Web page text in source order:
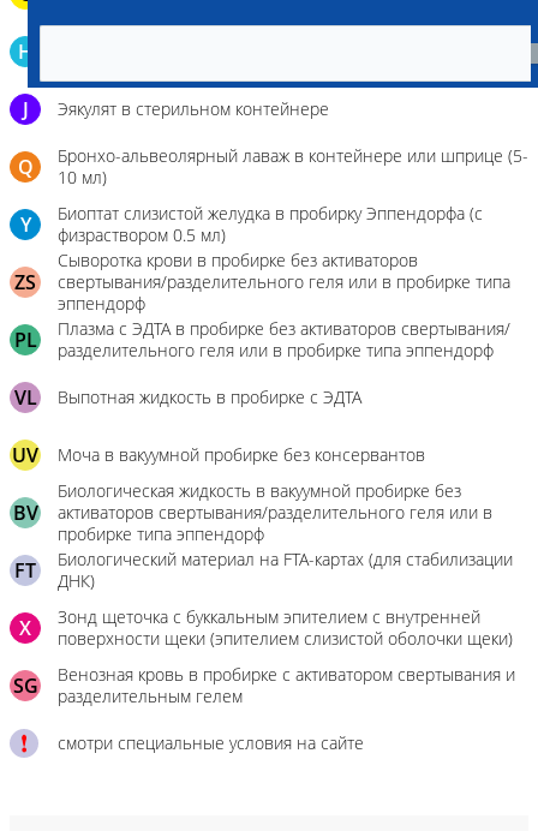
H
J Эякулят в стерильном контейнере
Q
Бронхо-альвеолярный лаваж в контейнере или шприце (5-
10 мл)
Y
Биоптат слизистой желудка в пробирку Эппендорфа (с
физраствором 0.5 мл)
ZS
Сыворотка крови в пробирке без активаторов
свертывания/разделительного геля или в пробирке типа
эппендорф
PL
Плазма с ЭДТА в пробирке без активаторов свертывания/
разделительного геля или в пробирке типа эппендорф
VL Выпотная жидкость в пробирке с ЭДТА
UV Моча в вакуумной пробирке без консервантов
BV
Биологическая жидкость в вакуумной пробирке без
активаторов свертывания/разделительного геля или в
пробирке типа эппендорф
FT
Биологический материал на FTA-картах (для стабилизации
ДНК)
X
Зонд щеточка с буккальным эпителием с внутренней
поверхности щеки (эпителием слизистой оболочки щеки)
SG
Венозная кровь в пробирке с активатором свертывания и
разделительным гелем
смотри специальные условия на сайте